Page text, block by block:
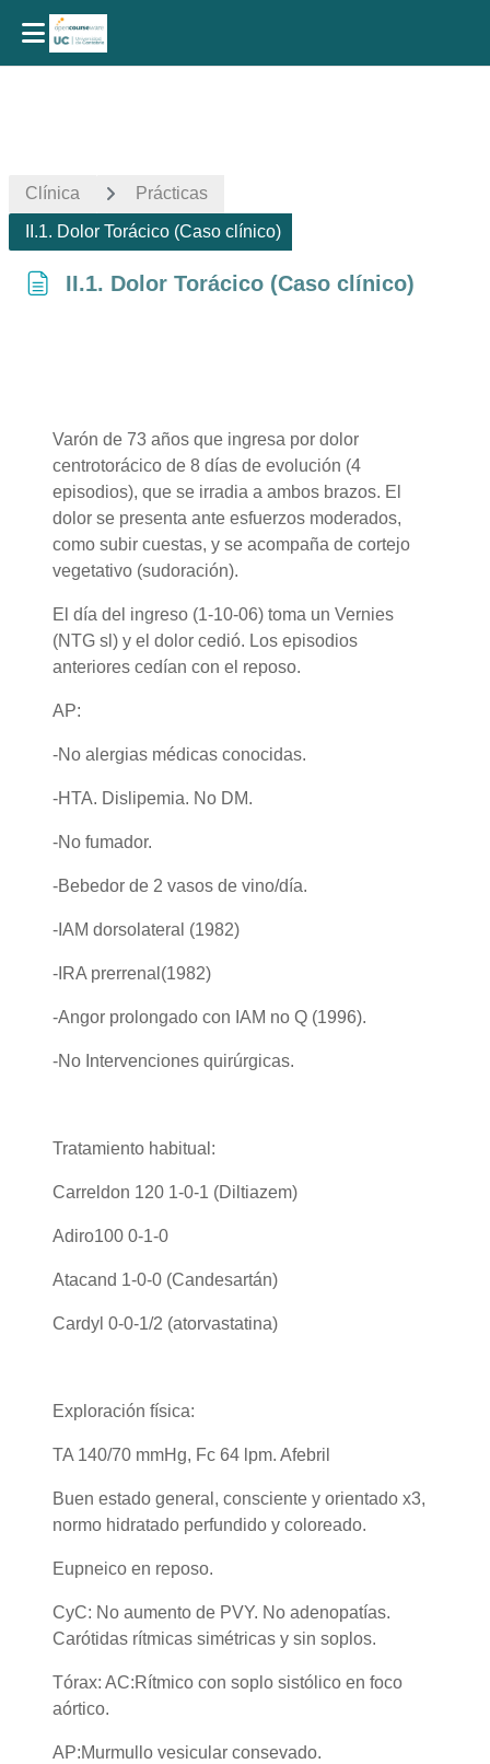
Clínica Prácticas
II.1. Dolor Torácico (Caso clínico)
II.1. Dolor Torácico (Caso clínico)
Varón de 73 años que ingresa por dolor
centrotorácico de 8 días de evolución (4
episodios), que se irradia a ambos brazos. El
dolor se presenta ante esfuerzos moderados,
como subir cuestas, y se acompaña de cortejo
vegetativo (sudoración).
El día del ingreso (1-10-06) toma un Vernies
(NTG sl) y el dolor cedió. Los episodios
anteriores cedían con el reposo.
AP:
-No alergias médicas conocidas.
-HTA. Dislipemia. No DM.
-No fumador.
-Bebedor de 2 vasos de vino/día.
-IAM dorsolateral (1982)
-IRA prerrenal(1982)
-Angor prolongado con IAM no Q (1996).
-No Intervenciones quirúrgicas.
Tratamiento habitual:
Carreldon 120 1-0-1 (Diltiazem)
Adiro100 0-1-0
Atacand 1-0-0 (Candesartán)
Cardyl 0-0-1/2 (atorvastatina)
Exploración física:
TA 140/70 mmHg, Fc 64 lpm. Afebril
Buen estado general, consciente y orientado x3,
normo hidratado perfundido y coloreado.
Eupneico en reposo.
CyC: No aumento de PVY. No adenopatías.
Carótidas rítmicas simétricas y sin soplos.
Tórax: AC:Rítmico con soplo sistólico en foco
aórtico.
AP:Murmullo vesicular consevado.